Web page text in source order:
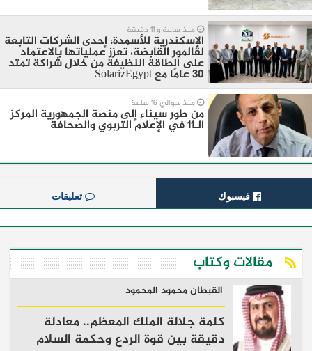
منذ ساعة و 11 دقيقة
الإسكندرية للأسمدة، إحدى الشركات التابعة
لڤالمور القابضة، تعزز عملياتها بالاعتماد
على الطاقة النظيفة من خلال شراكة تمتد
30 عامًا مع SolarizEgypt
منذ حوالي 16 ساعة
من طور سيناء إلى منصة الجمهورية المركز
الـ11 في الإعلام التربوي والصحافة
فيسبوك تعليقات
مقالات وكتاب
القبطان محمود المحمود
كلمة جلالة الملك المعظم.. معادلة
دقيقة بين قوة الردع وحكمة السلام